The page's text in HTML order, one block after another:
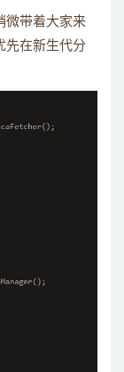
微带着大家来
先在新生代分